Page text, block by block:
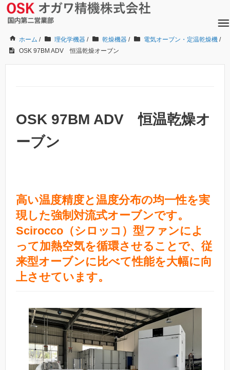
ホーム / 理化学機器 / 乾燥機器 / 電気オーブン・定温乾燥機 /
OSK 97BM ADV 恒温乾燥オーブン
OSK 97BM ADV 恒温乾燥オ
ーブン
高い温度精度と温度分布の均一性を実
現した強制対流式オーブンです。
Scirocco（シロッコ）型ファンによ
って加熱空気を循環させることで、従
来型オーブンに比べて性能を大幅に向
上させています。